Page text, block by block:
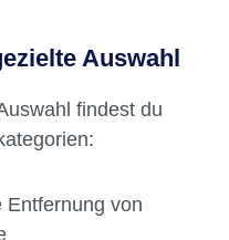
Größen für
zu desinfizieren –